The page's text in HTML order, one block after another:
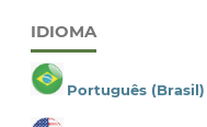
IDIOMA
Português (Brasil)